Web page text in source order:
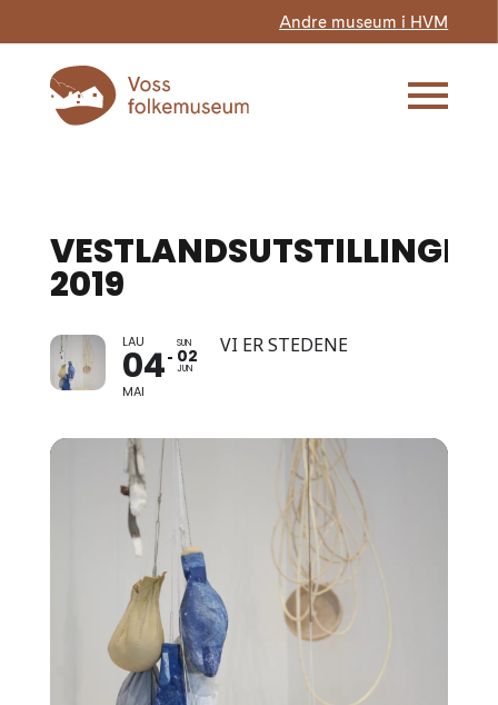
Andre museum i HVM
VESTLANDSUTSTILLINGEN
2019
LAU
04
MAI
SUN
02
JUN
VI ER STEDENE